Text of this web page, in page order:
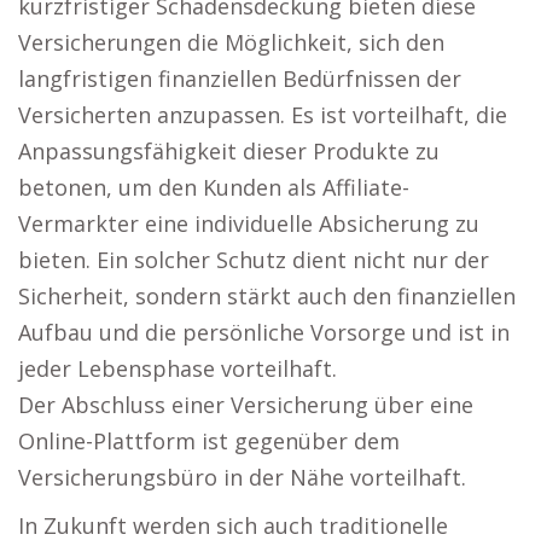
kurzfristiger Schadensdeckung bieten diese
Versicherungen die Möglichkeit, sich den
langfristigen finanziellen Bedürfnissen der
Versicherten anzupassen. Es ist vorteilhaft, die
Anpassungsfähigkeit dieser Produkte zu
betonen, um den Kunden als Affiliate-
Vermarkter eine individuelle Absicherung zu
bieten. Ein solcher Schutz dient nicht nur der
Sicherheit, sondern stärkt auch den finanziellen
Aufbau und die persönliche Vorsorge und ist in
jeder Lebensphase vorteilhaft.
Der Abschluss einer Versicherung über eine
Online-Plattform ist gegenüber dem
Versicherungsbüro in der Nähe vorteilhaft.
In Zukunft werden sich auch traditionelle